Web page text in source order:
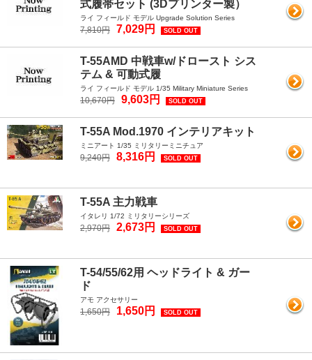
式履帯セット (3Dプリンター製）
ライ フィールド モデル Upgrade Solution Series
7,810円 7,029円 SOLD OUT
T-55AMD 中戦車w/ドロースト シス
テム & 可動式履
ライ フィールド モデル 1/35 Military Miniature Series
10,670円 9,603円 SOLD OUT
T-55A Mod.1970 インテリアキット
ミニアート 1/35 ミリタリーミニチュア
9,240円 8,316円 SOLD OUT
T-55A 主力戦車
イタレリ 1/72 ミリタリーシリーズ
2,970円 2,673円 SOLD OUT
T-54/55/62用 ヘッドライト & ガー
ド
アモ アクセサリー
1,650円 1,650円 SOLD OUT